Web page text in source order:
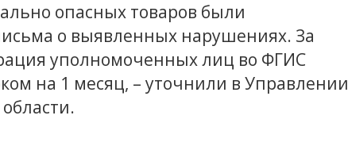
опасных товаров были
о выявленных нарушениях. За
уполномоченных лиц во ФГИС
на 1 месяц, – уточнили в Управлении